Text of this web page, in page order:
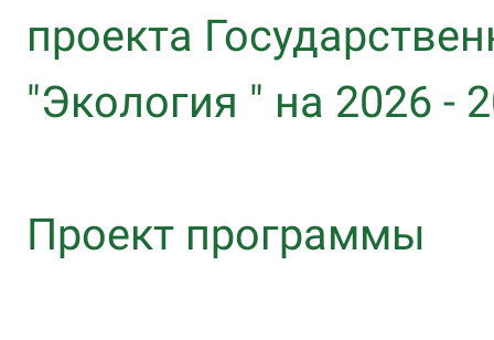
проекта
"Экология " на 2026 -
Проект программы